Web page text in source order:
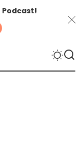
Podcast!